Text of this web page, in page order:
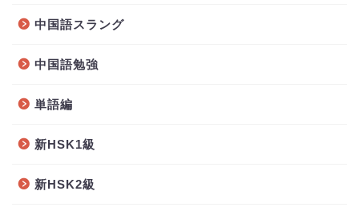
中国語スラング
中国語勉強
単語編
新HSK1級
新HSK2級